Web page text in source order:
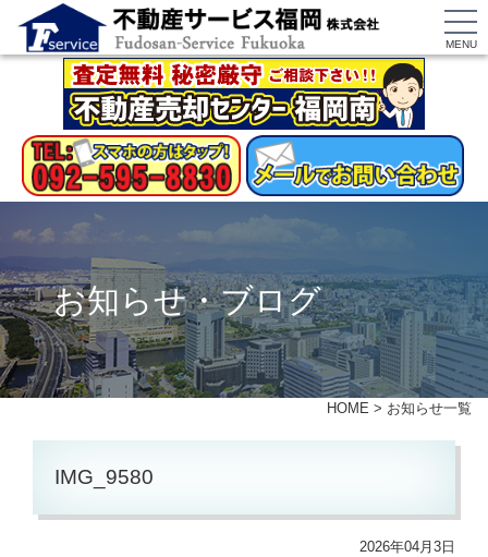
MENU
お知らせ・ブログ
HOME > お知らせ一覧
IMG_9580
2026年04月3日